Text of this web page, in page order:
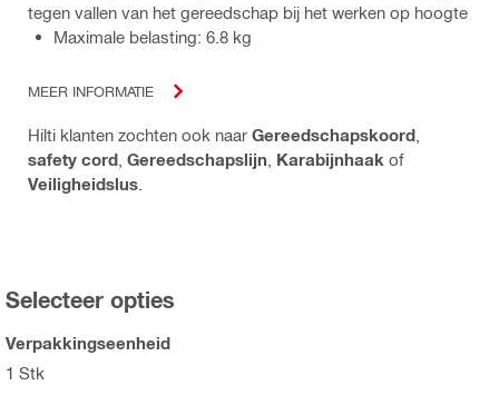
tegen vallen van het gereedschap bij het werken op hoogte
Maximale belasting: 6.8 kg
MEER INFORMATIE
Hilti klanten zochten ook naar Gereedschapskoord
safety cord Gereedschapslijn Karabijnhaak of
Veiligheidslus
Selecteer opties
Verpakkingseenheid
1 Stk